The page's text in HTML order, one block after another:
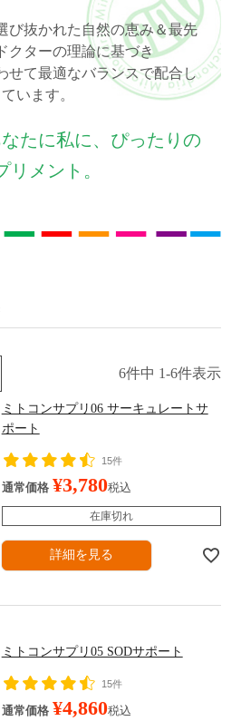
び抜かれた自然の恵み＆最先
クターの理論に基づき
せて最適なバランスで配合し
ています。
たに私に、ぴったりの
リメント。
6件中 1-6件表示
ミトコンサプリ06 サーキュレートサ
ポート
15件
通常価格 ¥3,780税込
在庫切れ
詳細を見る
ミトコンサプリ05 SODサポート
15件
通常価格 ¥4,860税込